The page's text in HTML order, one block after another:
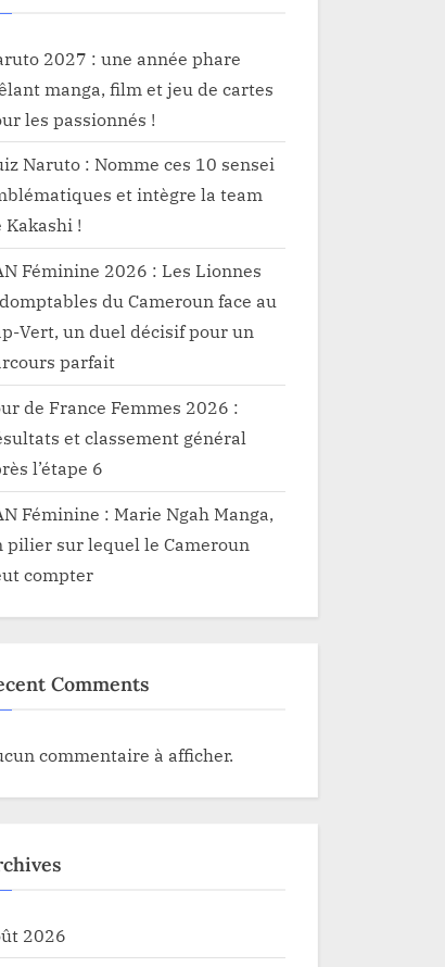
2027 : une année phare
manga, film et jeu de cartes
les passionnés !
Naruto : Nomme ces 10 sensei
et intègre la team
Kakashi !
Féminine 2026 : Les Lionnes
du Cameroun face au
Vert, un duel décisif pour un
parfait
de France Femmes 2026 :
et classement général
l’étape 6
Féminine : Marie Ngah Manga,
pilier sur lequel le Cameroun
compter
Comments
commentaire à afficher.
2026